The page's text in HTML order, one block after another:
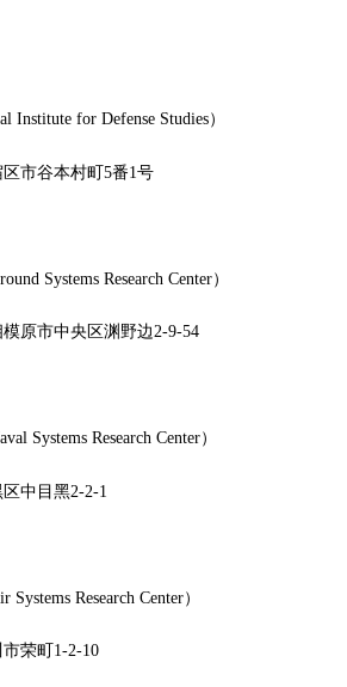
Institute for Defense Studies）
市谷本村町5番1号
Systems Research Center）
原市中央区渊野边2-9-54
Systems Research Center）
中目黑2-2-1
Research Center）
荣町1-2-10